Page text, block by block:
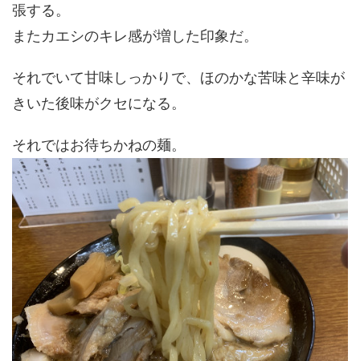
張する。
またカエシのキレ感が増した印象だ。
それでいて甘味しっかりで、ほのかな苦味と辛味が
きいた後味がクセになる。
それではお待ちかねの麺。